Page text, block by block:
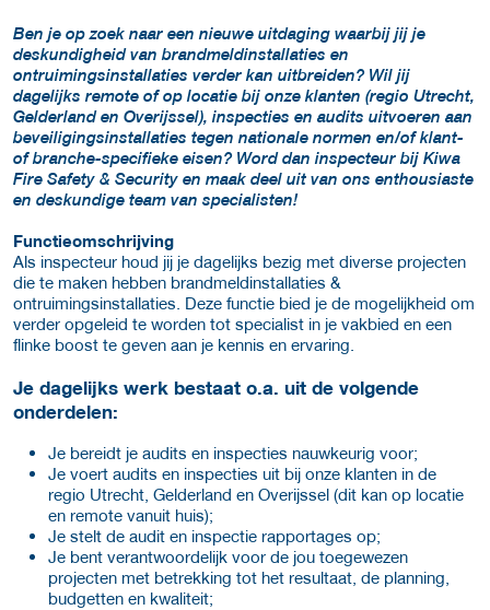
Ben je op zoek naar een nieuwe uitdaging waarbij jij je
deskundigheid van brandmeldinstallaties en
ontruimingsinstallaties verder kan uitbreiden? Wil jij
dagelijks remote of op locatie bij onze klanten (regio Utrecht,
Gelderland en Overijssel), inspecties en audits uitvoeren aan
beveiligingsinstallaties tegen nationale normen en/of klant-
of branche-specifieke eisen? Word dan inspecteur bij Kiwa
Fire Safety & Security en maak deel uit van ons enthousiaste
en deskundige team van specialisten!
Functieomschrijving
Als inspecteur houd jij je dagelijks bezig met diverse projecten
die te maken hebben brandmeldinstallaties &
ontruimingsinstallaties. Deze functie bied je de mogelijkheid om
verder opgeleid te worden tot specialist in je vakbied en een
flinke boost te geven aan je kennis en ervaring.
Je dagelijks werk bestaat o.a. uit de volgende
onderdelen:
Je bereidt je audits en inspecties nauwkeurig voor;
Je voert audits en inspecties uit bij onze klanten in de
regio Utrecht, Gelderland en Overijssel (dit kan op locatie
en remote vanuit huis);
Je stelt de audit en inspectie rapportages op;
Je bent verantwoordelijk voor de jou toegewezen
projecten met betrekking tot het resultaat, de planning,
budgetten en kwaliteit;